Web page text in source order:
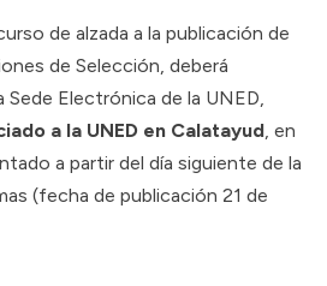
de alzada a la publicación de
de Selección, deberá
Sede Electrónica de la UNED,
a la UNED en Calatayud, en
a partir del día siguiente de la
(fecha de publicación 21 de